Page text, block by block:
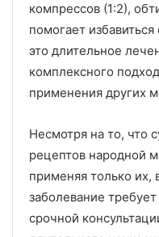
компрессов (1:2),
помогает
это длительное
комплексного
применения других
Несмотря на то, что
рецептов народной
применяя только их,
заболевание
срочной